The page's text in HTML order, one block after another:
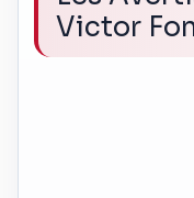
Victor